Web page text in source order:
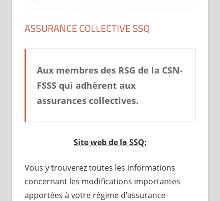
ASSURANCE COLLECTIVE SSQ
Aux membres des RSG de la CSN-
FSSS qui adhèrent aux
assurances collectives.
Site web de la SSQ;
Vous y trouverez toutes les informations
concernant les modifications importantes
apportées à votre régime d’assurance